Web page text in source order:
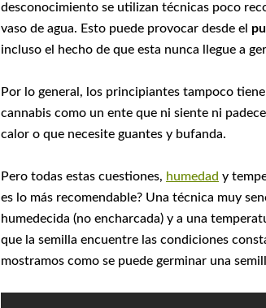
desconocimiento se utilizan técnicas poco
vaso de agua. Esto puede provocar desde el
incluso el hecho de que esta nunca llegue a
Por lo general, los principiantes tampoco
cannabis como un ente que ni siente ni
calor o que necesite guantes y bufanda.
Pero todas estas cuestiones, humedad y
es lo más recomendable? Una técnica muy
humedecida (no encharcada) y a una
que la semilla encuentre las condiciones
mostramos como se puede germinar una